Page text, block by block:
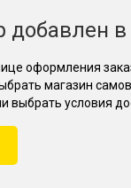
добавлен в
оформления
магазин
выбрать условия